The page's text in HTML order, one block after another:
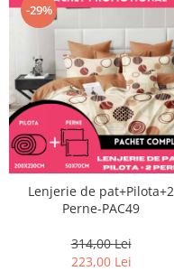
-29%
Lenjerie de pat+Pilota+2
Perne-PAC49
314,00 Lei
223,00 Lei